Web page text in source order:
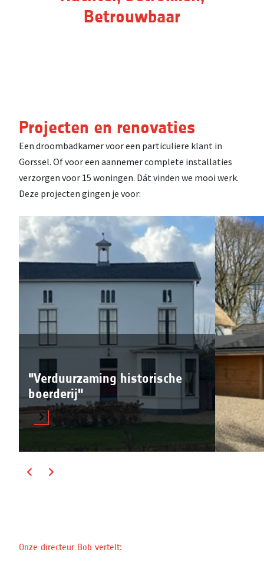
Betrouwbaar
Projecten en renovaties
Een droombadkamer voor een particuliere klant in
Gorssel. Of voor een aannemer complete installaties
verzorgen voor 15 woningen. Dát vinden we mooi werk.
Deze projecten gingen je voor:
"Verduurzaming historische
boerderij"
Onze directeur Bob vertelt: